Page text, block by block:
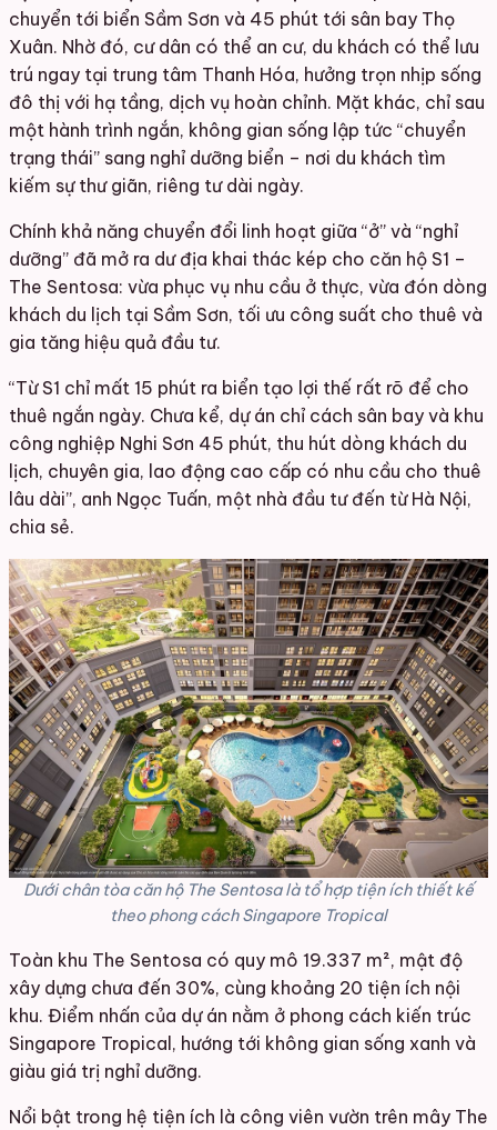
chuyển tới biển Sầm Sơn và 45 phút tới sân bay Thọ
Xuân. Nhờ đó, cư dân có thể an cư, du khách có thể lưu
trú ngay tại trung tâm Thanh Hóa, hưởng trọn nhịp sống
đô thị với hạ tầng, dịch vụ hoàn chỉnh. Mặt khác, chỉ sau
một hành trình ngắn, không gian sống lập tức “chuyển
trạng thái” sang nghỉ dưỡng biển – nơi du khách tìm
kiếm sự thư giãn, riêng tư dài ngày.
Chính khả năng chuyển đổi linh hoạt giữa “ở” và “nghỉ
dưỡng” đã mở ra dư địa khai thác kép cho căn hộ S1 –
The Sentosa: vừa phục vụ nhu cầu ở thực, vừa đón dòng
khách du lịch tại Sầm Sơn, tối ưu công suất cho thuê và
gia tăng hiệu quả đầu tư.
“Từ S1 chỉ mất 15 phút ra biển tạo lợi thế rất rõ để cho
thuê ngắn ngày. Chưa kể, dự án chỉ cách sân bay và khu
công nghiệp Nghi Sơn 45 phút, thu hút dòng khách du
lịch, chuyên gia, lao động cao cấp có nhu cầu cho thuê
lâu dài”, anh Ngọc Tuấn, một nhà đầu tư đến từ Hà Nội,
chia sẻ.
Dưới chân tòa căn hộ The Sentosa là tổ hợp tiện ích thiết kế
theo phong cách Singapore Tropical
Toàn khu The Sentosa có quy mô 19.337 m², mật độ
xây dựng chưa đến 30%, cùng khoảng 20 tiện ích nội
khu. Điểm nhấn của dự án nằm ở phong cách kiến trúc
Singapore Tropical, hướng tới không gian sống xanh và
giàu giá trị nghỉ dưỡng.
Nổi bật trong hệ tiện ích là công viên vườn trên mây The